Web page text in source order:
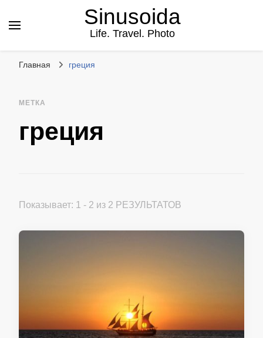
Sinusoida
Life. Travel. Photo
Главная греция
МЕТКА
греция
Показывает: 1 - 2 из 2 РЕЗУЛЬТАТОВ